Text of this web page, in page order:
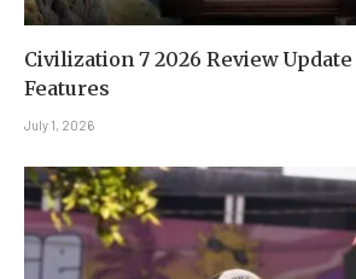
Civilization 7 2026 Review
Features
July 1, 2026